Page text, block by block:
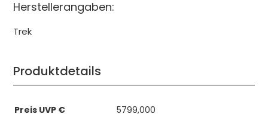
Herstellerangaben:
Trek
Produktdetails
Preis UVP € 5799,000